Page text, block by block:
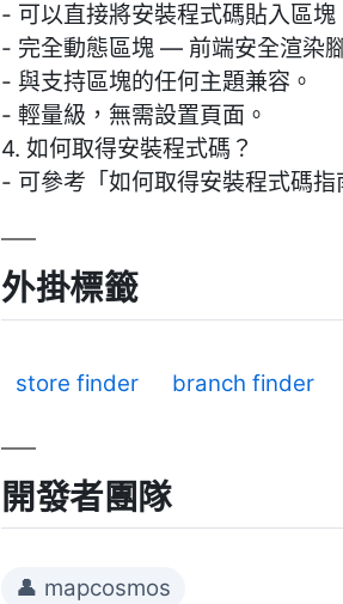
- 可以直接將安裝程式碼貼入區塊
- 完全動態區塊 — 前端安全渲染
- 與支持區塊的任何主題兼容。
- 輕量級，無需設置頁面。
4. 如何取得安裝程式碼？
- 可參考「如何取得安裝程式碼指
外掛標籤
store finder branch finder
開發者團隊
👤 mapcosmos